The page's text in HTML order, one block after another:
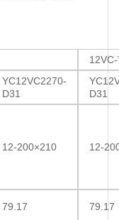
YC12VC2270-
D31
D31
12-200×210 12-
79.17 79.17